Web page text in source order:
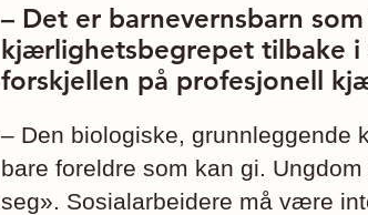
– Det er barnevernsbarn
kjærlighetsbegrepet tilbake i
forskjellen på profesjonell
– Den biologiske,
bare foreldre som kan gi.
seg». Sosialarbeidere må være